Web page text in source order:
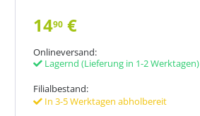
1490 €
Onlineversand:
Lagernd (Lieferung in 1-2 Werktagen)
Filialbestand:
In 3-5 Werktagen abholbereit